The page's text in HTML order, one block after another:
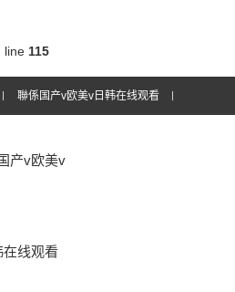
line 115
聯係国产v欧美v日韩在线观看
产v欧美v
在线观看